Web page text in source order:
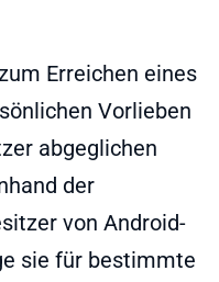
Erreichen eines
Vorlieben
abgeglichen
der
von Android-
sie für bestimmte